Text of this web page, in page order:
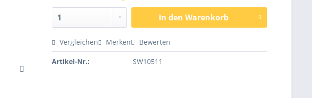
In den Warenkorb
Vergleichen Merken Bewerten
Artikel-Nr.: SW10511